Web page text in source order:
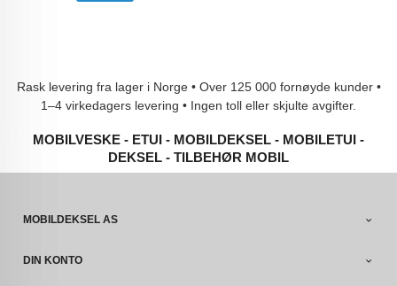
Rask levering fra lager i Norge • Over 125 000 fornøyde kunder •
1–4 virkedagers levering • Ingen toll eller skjulte avgifter.
MOBILVESKE - ETUI - MOBILDEKSEL - MOBILETUI -
DEKSEL - TILBEHØR MOBIL
MOBILDEKSEL AS
DIN KONTO